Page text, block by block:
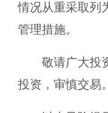
情况从重采取列
管理措施。
敬请广大投
投资，审慎交易